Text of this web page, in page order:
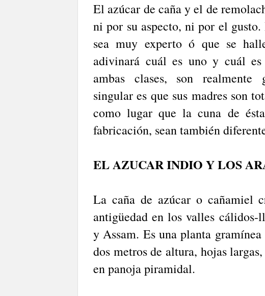
El azúcar de caña y el de
ni por su aspecto, ni por el
sea muy experto ó que se
adivinará cuál es uno y cuál
ambas clases, son realmente
singular es que sus madres son
como lugar que la cuna de
fabricación, sean también
EL AZUCAR INDIO Y LOS
La caña de azúcar o cañamiel
antigüedad en los valles
y Assam. Es una planta
dos metros de altura, hojas
en panoja piramidal.